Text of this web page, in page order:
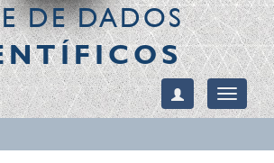
DE DADOS
Toggle